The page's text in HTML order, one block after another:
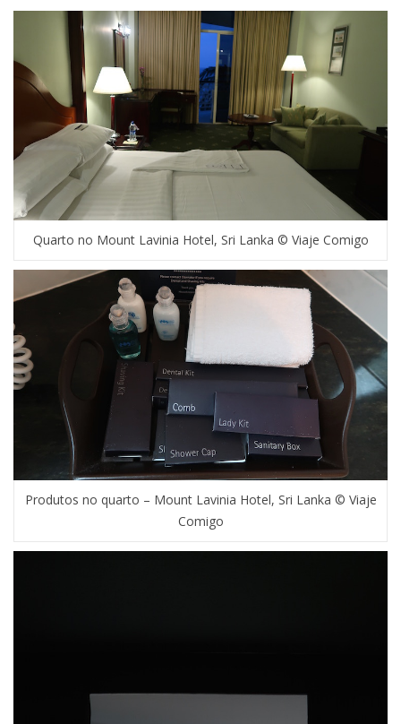
Quarto no Mount Lavinia Hotel, Sri Lanka © Viaje Comigo
Produtos no quarto – Mount Lavinia Hotel, Sri Lanka © Viaje
Comigo